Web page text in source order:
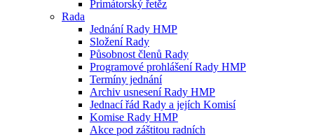
Primátorský řetěz
Rada
Jednání Rady HMP
Složení Rady
Působnost členů Rady
Programové prohlášení Rady HMP
Termíny jednání
Archiv usnesení Rady HMP
Jednací řád Rady a jejích Komisí
Komise Rady HMP
Akce pod záštitou radních